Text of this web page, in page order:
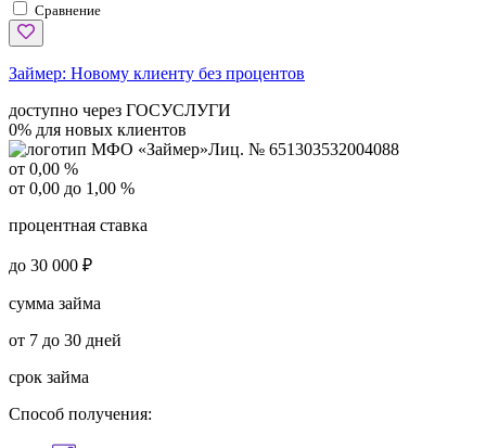
Сравнение
Займер: Новому клиенту без процентов
доступно через ГОСУСЛУГИ
0% для новых клиентов
Лиц. № 651303532004088
от 0,00 %
от 0,00 до 1,00 %
процентная ставка
до 30 000 ₽
сумма займа
от 7 до 30 дней
срок займа
Способ получения: